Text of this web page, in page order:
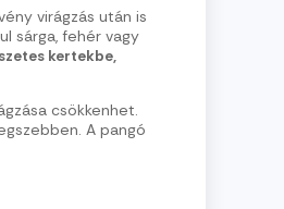
virágzás után is
sárga, fehér vagy
kertekbe,
csökkenhet.
A pangó